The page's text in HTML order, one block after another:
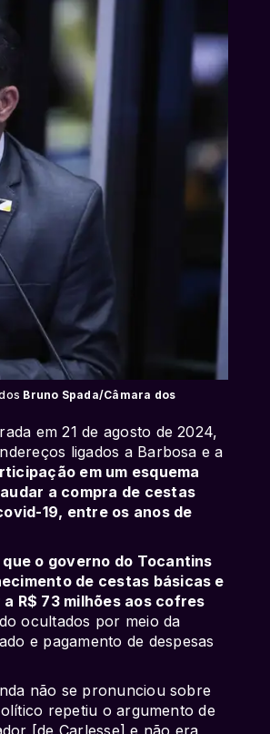
Bruno Spada/Câmara dos
em 21 de agosto de 2024,
ligados a Barbosa e a
em um esquema
a compra de cestas
19, entre os anos de
o governo do Tocantins
de cestas básicas e
R$ 73 milhões aos cofres
ocultados por meio da
e pagamento de despesas
não se pronunciou sobre
repetiu o argumento de